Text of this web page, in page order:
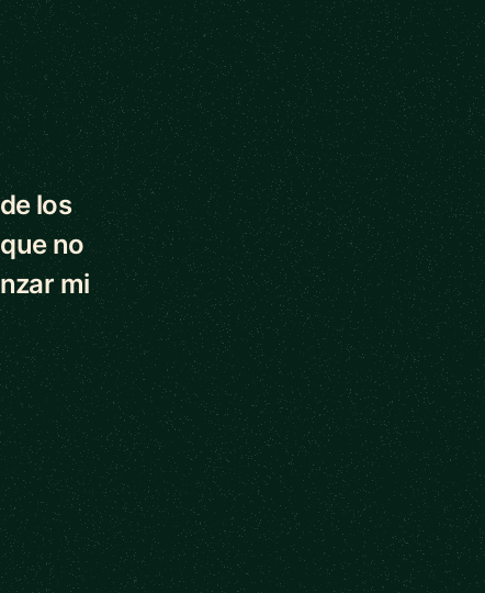
los
no
mi